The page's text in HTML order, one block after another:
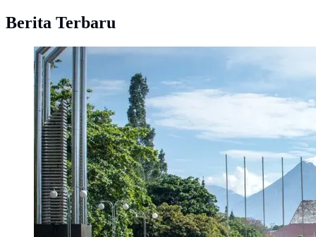
Berita Terbaru